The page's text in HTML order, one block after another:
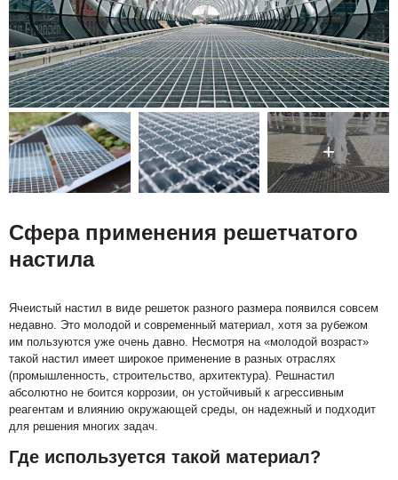
Сфера применения решетчатого
настила
Ячеистый настил в виде решеток разного размера появился совсем
недавно. Это молодой и современный материал, хотя за рубежом
им пользуются уже очень давно. Несмотря на «молодой возраст»
такой настил имеет широкое применение в разных отраслях
(промышленность, строительство, архитектура). Решнастил
абсолютно не боится коррозии, он устойчивый к агрессивным
реагентам и влиянию окружающей среды, он надежный и подходит
для решения многих задач.
Где используется такой материал?